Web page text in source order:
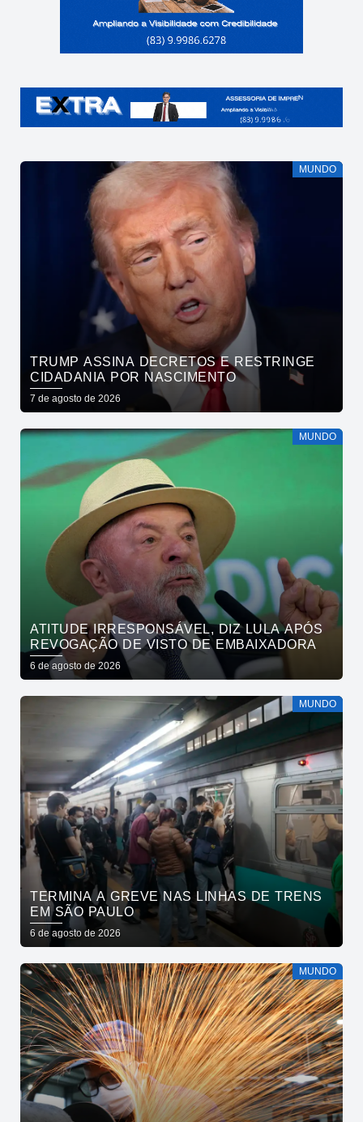
MUNDO
TRUMP ASSINA DECRETOS E RESTRINGE
CIDADANIA POR NASCIMENTO
7 de agosto de 2026
MUNDO
ATITUDE IRRESPONSÁVEL, DIZ LULA APÓS
REVOGAÇÃO DE VISTO DE EMBAIXADORA
6 de agosto de 2026
MUNDO
TERMINA A GREVE NAS LINHAS DE TRENS
EM SÃO PAULO
6 de agosto de 2026
MUNDO